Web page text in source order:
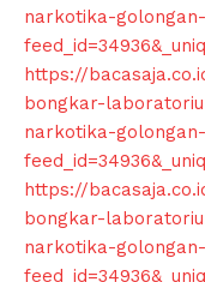
narkotika-
https://
bongkar-
narkotika-
https://
bongkar-
narkotika-